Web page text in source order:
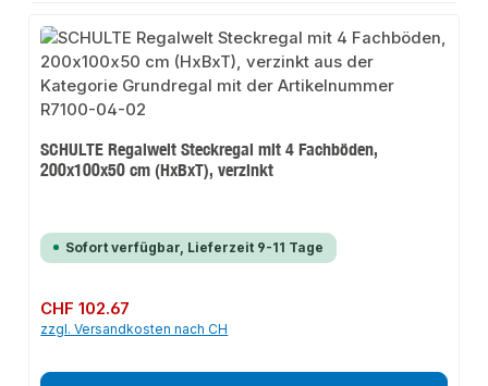
SCHULTE Regalwelt Steckregal mit 4 Fachböden,
200x100x50 cm (HxBxT), verzinkt
Sofort verfügbar, Lieferzeit 9-11 Tage
Regulärer Preis:
CHF 102.67
zzgl. Versandkosten nach CH